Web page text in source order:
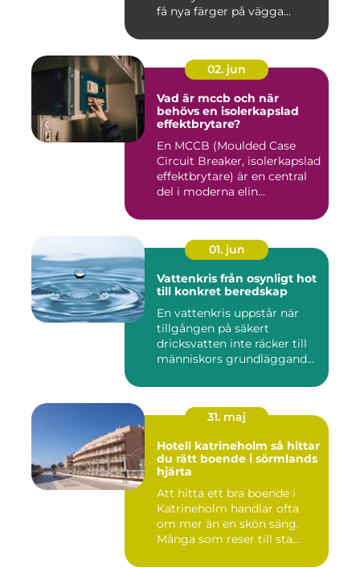
få nya färger på vägga...
02. jun
Vad är mccb och när
behövs en isolerkapslad
effektbrytare?
En MCCB (Moulded Case
Circuit Breaker, isolerkapslad
effektbrytare) är en central
del i moderna elin...
01. jun
Vattenkris från osynligt hot
till konkret beredskap
En vattenkris uppstår när
tillgången på säkert
dricksvatten inte räcker till
människors grundläggand...
31. maj
Hotell katrineholm så hittar
du rätt boende i sörmlands
hjärta
Att hitta ett bra boende i
Katrineholm handlar ofta
om mer än en skön säng.
Många som reser till sta...